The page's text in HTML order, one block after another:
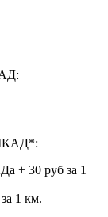
МКАД*:
+ 30 руб за 1
1 км.